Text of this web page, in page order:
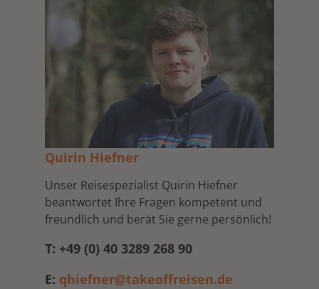
Quirin Hiefner
Unser Reisespezialist Quirin Hiefner
beantwortet Ihre Fragen kompetent und
freundlich und berät Sie gerne persönlich!
T: +49 (0) 40 3289 268 90
E: qhiefner@takeoffreisen.de